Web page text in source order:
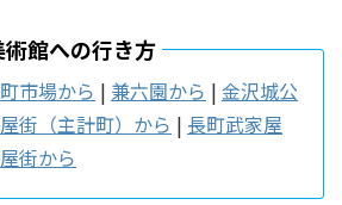
館への行き方
市場から | 兼六園から | 金沢城公
街（主計町）から | 長町武家屋
街から